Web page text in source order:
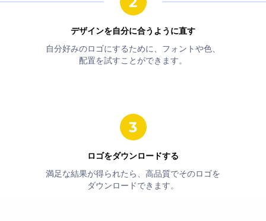
デザインを自分に合うように直す
自分好みのロゴにするために、フォントや色、
配置を試すことができます。
ロゴをダウンロードする
満足な結果が得られたら、高品質でそのロゴを
ダウンロードできます。